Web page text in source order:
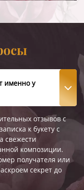
именно у
отзывов с
к букету с
свежести
композиции.
получателя или
секрет до